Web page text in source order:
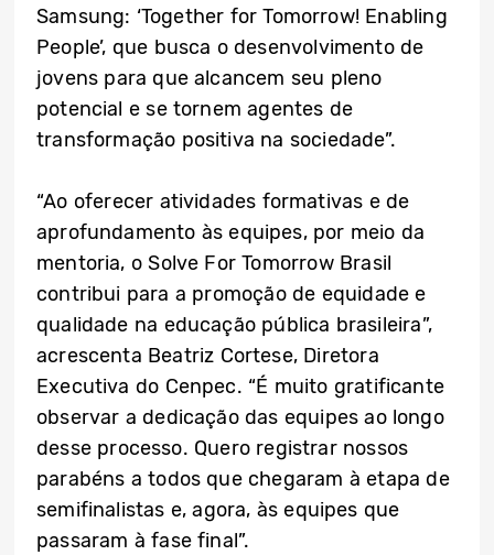
Samsung: ‘Together for Tomorrow! Enabling
People’, que busca o desenvolvimento de
jovens para que alcancem seu pleno
potencial e se tornem agentes de
transformação positiva na sociedade”.
“Ao oferecer atividades formativas e de
aprofundamento às equipes, por meio da
mentoria, o Solve For Tomorrow Brasil
contribui para a promoção de equidade e
qualidade na educação pública brasileira”,
acrescenta Beatriz Cortese, Diretora
Executiva do Cenpec. “É muito gratificante
observar a dedicação das equipes ao longo
desse processo. Quero registrar nossos
parabéns a todos que chegaram à etapa de
semifinalistas e, agora, às equipes que
passaram à fase final”.